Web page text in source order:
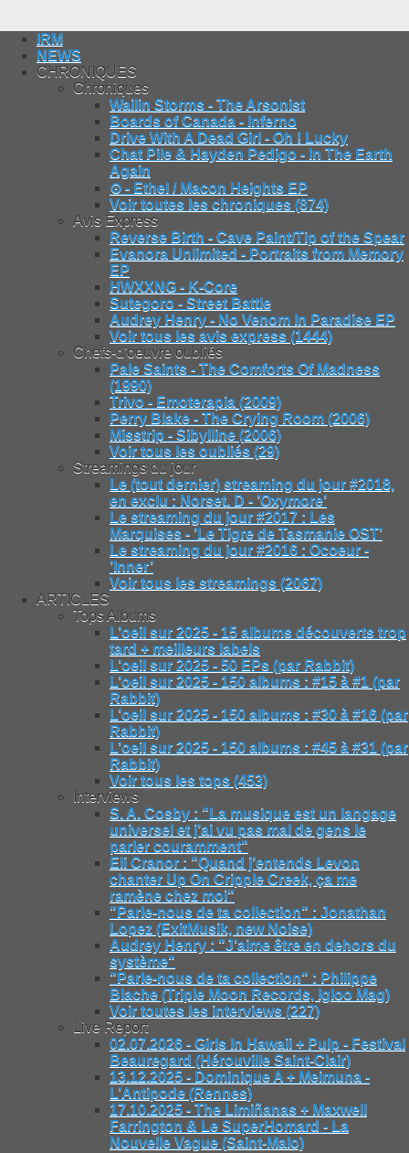
IRM
NEWS
CHRONIQUES
Chroniques
Wailin Storms - The Arsonist
Boards of Canada - Inferno
Drive With A Dead Girl - Oh ! Lucky
Chat Pile & Hayden Pedigo - In The Earth
Again
⊙ - Ethel / Macon Heights EP
Voir toutes les chroniques (874)
Avis Express
Reverse Birth - Cave Paint/Tip of the Spear
Evanora Unlimited - Portraits from Memory
EP
HWXXNG - K-Core
Sutegoro - Street Battle
Audrey Henry - No Venom In Paradise EP
Voir tous les avis express (1444)
Chefs-d'oeuvre oubliés
Pale Saints - The Comforts Of Madness
(1990)
Trivo - Emoterapia (2009)
Perry Blake - The Crying Room (2006)
Misstrip - Sibylline (2006)
Voir tous les oubliés (29)
Streamings du jour
Le (tout dernier) streaming du jour #2018,
en exclu : Norset. D - ’Oxymore’
Le streaming du jour #2017 : Les
Marquises - ’Le Tigre de Tasmanie OST’
Le streaming du jour #2016 : Ocoeur -
’Inner’
Voir tous les streamings (2067)
ARTICLES
Tops Albums
L’oeil sur 2025 - 15 albums découverts trop
tard + meilleurs labels
L’oeil sur 2025 - 50 EPs (par Rabbit)
L’oeil sur 2025 - 150 albums : #15 à #1 (par
Rabbit)
L’oeil sur 2025 - 150 albums : #30 à #16 (par
Rabbit)
L’oeil sur 2025 - 150 albums : #45 à #31 (par
Rabbit)
Voir tous les tops (453)
Interviews
S. A. Cosby : "La musique est un langage
universel et j’ai vu pas mal de gens le
parler couramment"
Eli Cranor : "Quand j’entends Levon
chanter Up On Cripple Creek, ça me
ramène chez moi"
"Parle-nous de ta collection" : Jonathan
Lopez (ExitMusik, new Noise)
Audrey Henry : "J’aime être en dehors du
système"
"Parle-nous de ta collection" : Philippe
Blache (Triple Moon Records, Igloo Mag)
Voir toutes les interviews (227)
Live Report
02.07.2026 - Girls In Hawaii + Pulp - Festival
Beauregard (Hérouville Saint-Clair)
13.12.2025 - Dominique A + Meimuna -
L’Antipode (Rennes)
17.10.2025 - The Limiñanas + Maxwell
Farrington & Le SuperHomard - La
Nouvelle Vague (Saint-Malo)